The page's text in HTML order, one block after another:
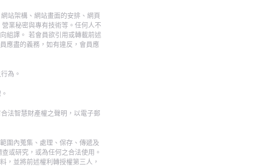
站架構、網站畫面的安排、網頁
業秘密與專有技術等。任何人不
組譯。 若會員欲引用或轉載前述
應盡的義務，如有違反，會員應
為。
法智慧財產權之聲明，以電子郵
圍內蒐集、處理、保存、傳遞及
或研究，或為任何之合法使用。
，並將前述權利轉授權第三人，